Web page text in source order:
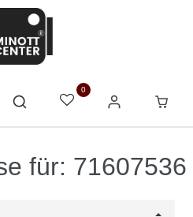
0
für: 71607536